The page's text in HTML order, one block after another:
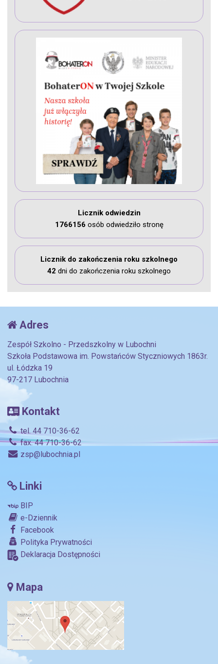
Licznik odwiedzin
1766156 osób odwiedziło stronę
Licznik do zakończenia roku szkolnego
42 dni do zakończenia roku szkolnego
Adres
Zespół Szkolno - Przedszkolny w Lubochni
Szkoła Podstawowa im. Powstańców Styczniowych 1863r.
ul. Łódzka 19
97-217 Lubochnia
Kontakt
tel. 44 710-36-62
fax. 44 710-36-62
zsp@lubochnia.pl
Linki
BIP
e-Dziennik
Facebook
Polityka Prywatności
Deklaracja Dostępności
Mapa